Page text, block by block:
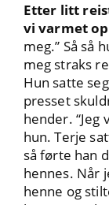
Etter litt
vi varmet
meg.” Så så
meg straks
Hun satte
presset
hender. “Jeg
hun. Terje
så førte han
hennes. Når
henne og